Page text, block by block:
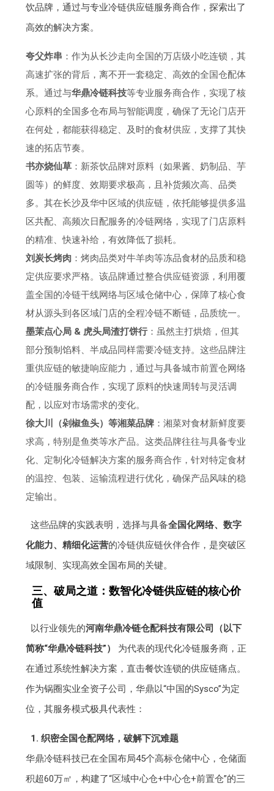
饮品牌，通过与专业冷链供应链服务商合作，探索出了
高效的解决方案。
夸父炸串 ：作为从长沙走向全国的万店级小吃连锁，其
高速扩张的背后，离不开一套稳定、高效的全国仓配体
系。通过与华鼎冷链科技等专业服务商合作，实现了核
心原料的全国多仓布局与智能调度，确保了无论门店开
在何处，都能获得稳定、及时的食材供应，支撑了其快
速的拓店节奏。
书亦烧仙草 ：新茶饮品牌对原料（如果酱、奶制品、芋
圆等）的鲜度、效期要求极高，且补货频次高、品类
多。其在长沙及华中区域的供应链，依托能够提供多温
区共配、高频次日配服务的冷链网络，实现了门店原料
的精准、快速补给，有效降低了损耗。
刘炭长烤肉 ：烤肉品类对牛羊肉等冻品食材的品质和稳
定供应要求严格。该品牌通过整合供应链资源，利用覆
盖全国的冷链干线网络与区域仓储中心，保障了核心食
材从源头到各区域门店的全程冷链不断链，品质统一。
墨茉点心局 & 虎头局渣打饼行：虽然主打烘焙，但其
部分预制馅料、半成品同样需要冷链支持。这些品牌注
重供应链的敏捷响应能力，通过与具备城市前置仓网络
的冷链服务商合作，实现了原料的快速周转与灵活调
配，以应对市场需求的变化。
徐大川（剁椒鱼头）等湘菜品牌 ：湘菜对食材新鲜度要
求高，特别是鱼类等水产品。这类品牌往往与具备专业
化、定制化冷链解决方案的服务商合作，针对特定食材
的温控、包装、运输流程进行优化，确保产品风味的稳
定输出。
这些品牌的实践表明，选择与具备全国化网络、数字
化能力、精细化运营的冷链供应链伙伴合作，是突破区
域限制、实现高效全国布局的关键。
三、破局之道：数智化冷链供应链的核心价
值
以行业领先的河南华鼎冷链仓配科技有限公司（以下
简称“华鼎冷链科技”）
为代表的现代化冷链服务商，正
在通过系统性解决方案，直击餐饮连锁的供应链痛点。
作为锅圈实业全资子公司，华鼎以“中国的Sysco”为定
位，其服务模式极具代表性：
1. 织密全国仓配网络，破解下沉难题
华鼎冷链科技已在全国布局45个高标仓储中心，仓储面
积超60万㎡，构建了“区域中心仓+中心仓+前置仓”的三